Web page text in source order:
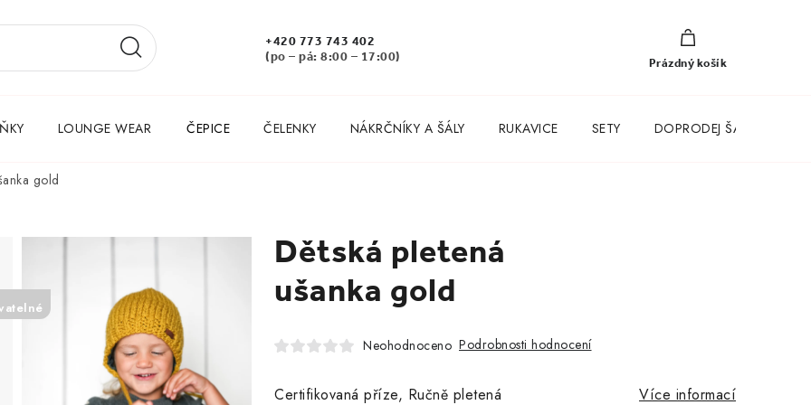
+420 773 743 402
(po – pá: 8:00 – 17:00)
NÁKUPNÍ
KOŠÍK
Prázdný košík
LOUNGE WEAR ČEPICE ČELENKY NÁKRČNÍKY A ŠÁLY RUKAVICE SETY DOPRODEJ ŠATŮ
gold
Dětská pletená
ušanka gold
Neohodnoceno Podrobnosti hodnocení
Certifikovaná příze, Ručně pletená Více informací